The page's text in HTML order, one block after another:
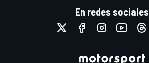
En redes sociales